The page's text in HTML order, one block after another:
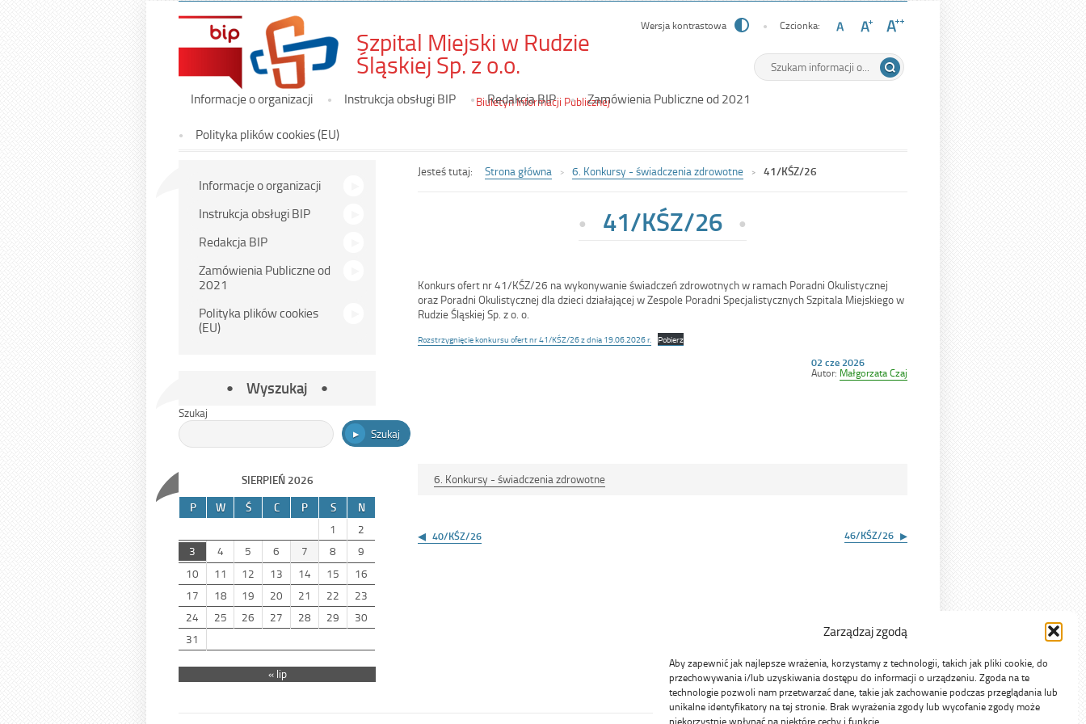
Zarządzaj zgodą
Aby zapewnić jak najlepsze wrażenia, korzystamy z technologii, takich jak pliki cookie, do
przechowywania i/lub uzyskiwania dostępu do informacji o urządzeniu. Zgoda na te
technologie pozwoli nam przetwarzać dane, takie jak zachowanie podczas przeglądania lub
unikalne identyfikatory na tej stronie. Brak wyrażenia zgody lub wycofanie zgody może
niekorzystnie wpłynąć na niektóre cechy i funkcje.
Szpital Miejski w Rudzie
Śląskiej Sp. z o.o.
41/KŚZ/26
Biuletyn Informacji Publicznej
Wersja kontrastowa Czcionka:
Wyszukiwarka
Tutaj
wpisz
Menu
główne
Informacje o organizacji Instrukcja obsługi BIP Redakcja BIP
Zamówienia Publiczne od 2021
Polityka plików cookies (EU)
Menu
główne
Informacje o organizacji
Instrukcja obsługi BIP
Redakcja BIP
Zamówienia Publiczne od
2021
Polityka plików cookies
(EU)
Wyszukaj
Szukaj
Szukaj
SIERPIEŃ 2026
P
W Ś C P S
N
1
2
3
4 5 6 7 8
9
10
11 12 13 14 15
16
17
18 19 20 21 22
23
24
25 26 27 28 29
30
31
« lip
Jesteś tutaj: Strona główna 6. Konkursy - świadczenia zdrowotne 41/KŚZ/26
41/KŚZ/26
Konkurs ofert nr 41/KŚZ/26 na wykonywanie świadczeń zdrowotnych w ramach Poradni Okulistycznej
oraz Poradni Okulistycznej dla dzieci działającej w Zespole Poradni Specjalistycznych Szpitala Miejskiego w
Rudzie Śląskiej Sp. z o. o.
Rozstrzygnięcie konkursu ofert nr 41/KŚZ/26 z dnia 19.06.2026 r. Pobierz
Opublikowano
w
02 cze 2026
Autor: Małgorzata Czaj
6. Konkursy - świadczenia zdrowotne
wpisu
40/KŚZ/26 46/KŚZ/26